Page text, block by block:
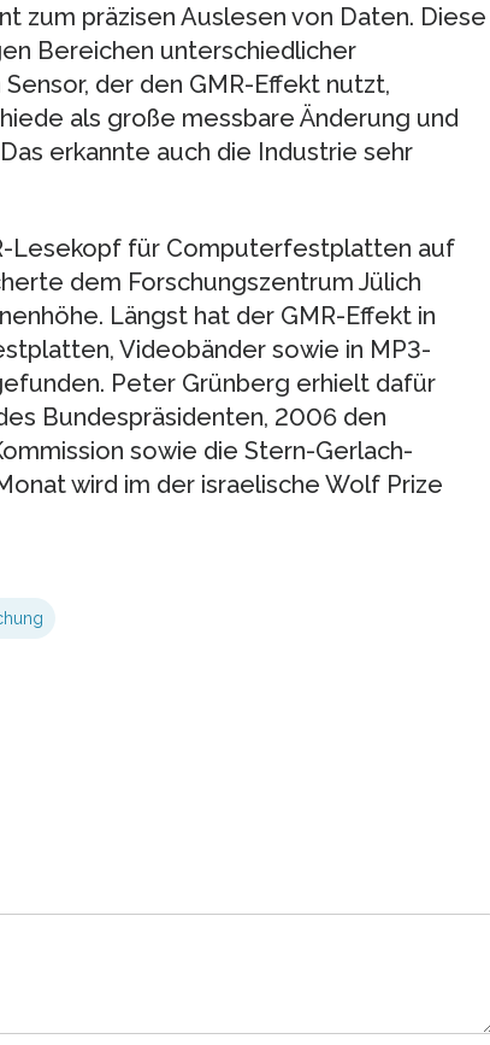
zum präzisen Auslesen von Daten. Diese
Bereichen unterschiedlicher
der den GMR-Effekt nutzt,
als große messbare Änderung und
erkannte auch die Industrie sehr
Lesekopf für Computerfestplatten auf
dem Forschungszentrum Jülich
Längst hat der GMR-Effekt in
Videobänder sowie in MP3-
Peter Grünberg erhielt dafür
Bundespräsidenten, 2006 den
sowie die Stern-Gerlach-
wird im der israelische Wolf Prize